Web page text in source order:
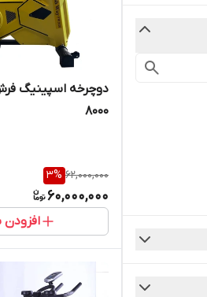
8000
62,000,000
3%
60,000,000